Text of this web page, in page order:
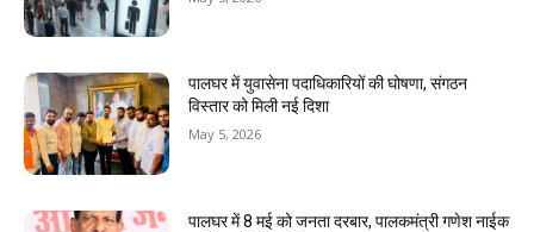
पालघर में युवासेना पदाधिकारियों की घोषणा, संगठन
विस्तार को मिली नई दिशा
May 5, 2026
पालघर में 8 मई को जनता दरबार, पालकमंत्री गणेश नाईक